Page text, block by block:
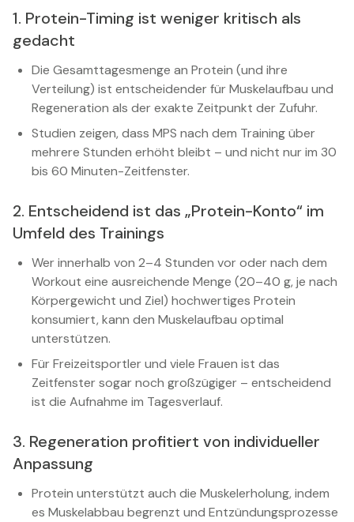
1. Protein-Timing ist weniger kritisch als
gedacht
Die Gesamttagesmenge an Protein (und ihre
Verteilung) ist entscheidender für Muskelaufbau und
Regeneration als der exakte Zeitpunkt der Zufuhr.
Studien zeigen, dass MPS nach dem Training über
mehrere Stunden erhöht bleibt – und nicht nur im 30
bis 60 Minuten-Zeitfenster.
2. Entscheidend ist das „Protein-Konto“ im
Umfeld des Trainings
Wer innerhalb von 2–4 Stunden vor oder nach dem
Workout eine ausreichende Menge (20–40 g, je nach
Körpergewicht und Ziel) hochwertiges Protein
konsumiert, kann den Muskelaufbau optimal
unterstützen.
Für Freizeitsportler und viele Frauen ist das
Zeitfenster sogar noch großzügiger – entscheidend
ist die Aufnahme im Tagesverlauf.
3. Regeneration profitiert von individueller
Anpassung
Protein unterstützt auch die Muskelerholung, indem
es Muskelabbau begrenzt und Entzündungsprozesse